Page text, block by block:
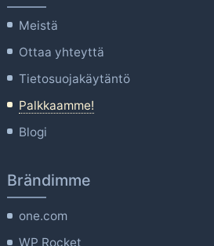
Meistä
Ottaa yhteyttä
Tietosuojakäytäntö
Palkkaamme!
Blogi
Brändimme
one.com
WP Rocket